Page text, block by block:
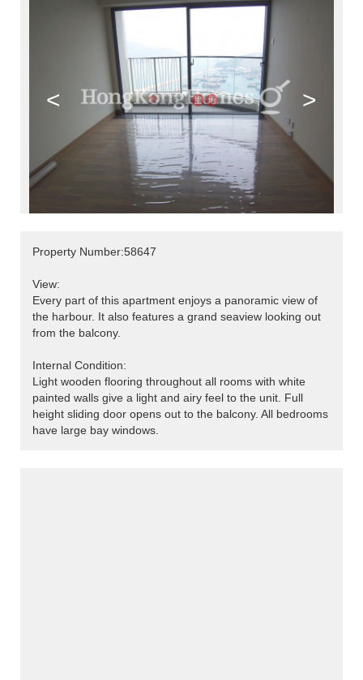
< >
Property Number:58647
View:
Every part of this apartment enjoys a panoramic view of
the harbour. It also features a grand seaview looking out
from the balcony.
Internal Condition:
Light wooden flooring throughout all rooms with white
painted walls give a light and airy feel to the unit. Full
height sliding door opens out to the balcony. All bedrooms
have large bay windows.